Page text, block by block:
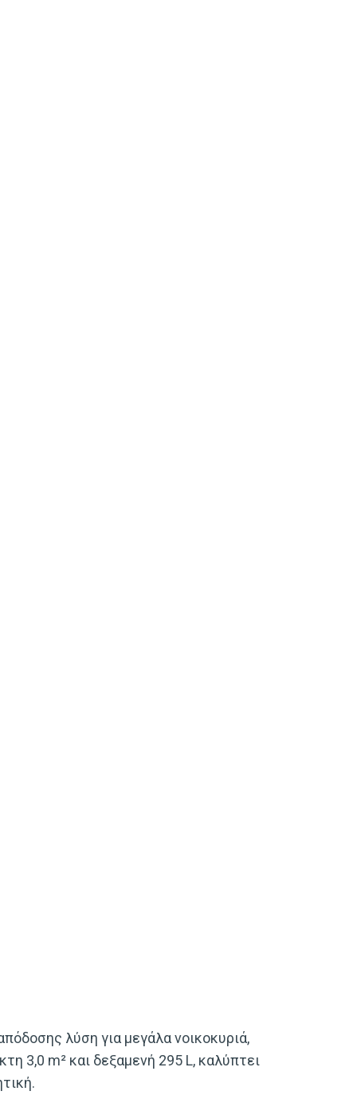
λύση για μεγάλα νοικοκυριά,
3,0 m² και δεξαμενή 295 L, καλύπτει